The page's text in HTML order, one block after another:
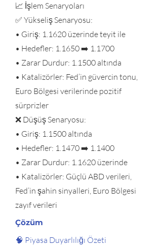
📈 İşlem Senaryoları
✅ Yükseliş Senaryosu:
• Giriş: 1.1620 üzerinde teyit ile
• Hedefler: 1.1650 ➡️ 1.1700
• Zarar Durdur: 1.1500 altında
• Katalizörler: Fed’in güvercin tonu,
Euro Bölgesi verilerinde pozitif
sürprizler
❌ Düşüş Senaryosu:
• Giriş: 1.1500 altında
• Hedefler: 1.1470 ➡️ 1.1400
• Zarar Durdur: 1.1620 üzerinde
• Katalizörler: Güçlü ABD verileri,
Fed’in şahin sinyalleri, Euro Bölgesi
zayıf verileri
Çözüm
🧠 Piyasa Duyarlılığı Özeti